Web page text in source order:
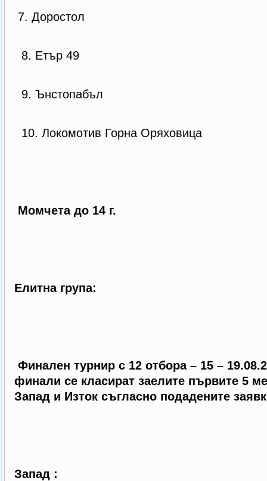
7. Доростол
8. Етър 49
9. Ънстопабъл
10. Локомотив Горна Оряховица
Момчета до 14 г.
Елитна група:
Финален турнир с 12 отбора – 15 –
финали се класират заелите първите 5
Запад и Изток съгласно подадените
Запад :